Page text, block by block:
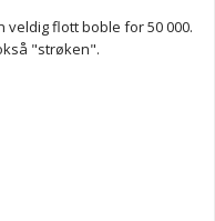
flott boble for 50 000.
"strøken".